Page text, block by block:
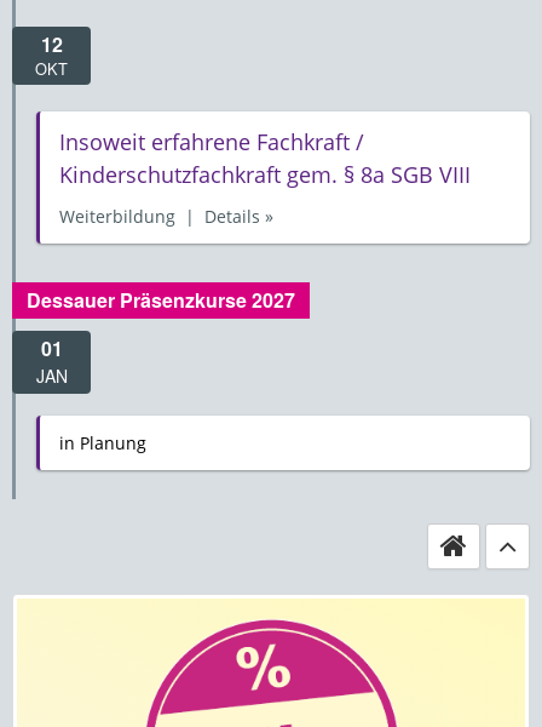
12
OKT
Insoweit erfahrene Fachkraft /
Kinderschutzfachkraft gem. § 8a SGB VIII
Weiterbildung | Details »
Dessauer Präsenzkurse 2027
01
JAN
in Planung